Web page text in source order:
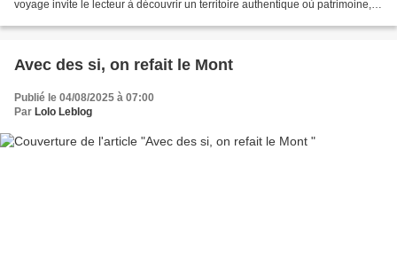
voyage invite le lecteur à découvrir un territoire authentique où patrimoine,
Avec des si, on refait le Mont
Publié le 04/08/2025 à 07:00
Par Lolo Leblog